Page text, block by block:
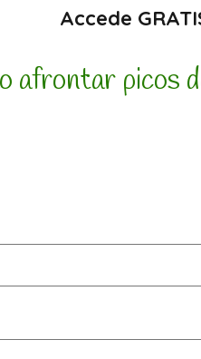
Accede
afrontar picos